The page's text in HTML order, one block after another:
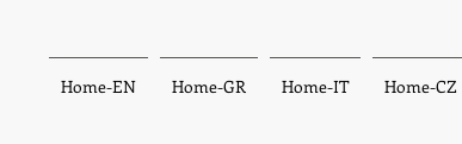
Home-EN Home-GR Home-IT Home-CZ